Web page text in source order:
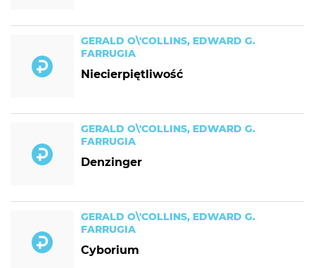
GERALD O\'COLLINS, EDWARD G.
FARRUGIA
Niecierpiętliwość
GERALD O\'COLLINS, EDWARD G.
FARRUGIA
Denzinger
GERALD O\'COLLINS, EDWARD G.
FARRUGIA
Cyborium